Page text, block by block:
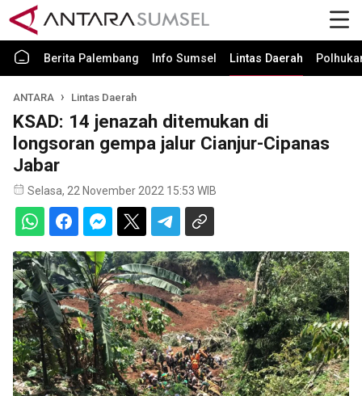
Berita Palembang Info Sumsel Lintas Daerah
ANTARA Lintas Daerah
KSAD: 14 jenazah ditemukan di
longsoran gempa jalur Cianjur-Cipanas
Jabar
Selasa, 22 November 2022 15:53 WIB